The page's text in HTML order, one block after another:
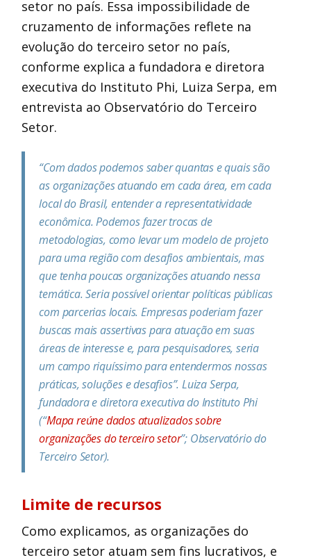
setor no país. Essa impossibilidade de
cruzamento de informações reflete na
evolução do terceiro setor no país,
conforme explica a fundadora e diretora
executiva do Instituto Phi, Luiza Serpa, em
entrevista ao Observatório do Terceiro
Setor.
“Com dados podemos saber quantas e quais são
as organizações atuando em cada área, em cada
local do Brasil, entender a representatividade
econômica. Podemos fazer trocas de
metodologias, como levar um modelo de projeto
para uma região com desafios ambientais, mas
que tenha poucas organizações atuando nessa
temática. Seria possível orientar políticas públicas
com parcerias locais. Empresas poderiam fazer
buscas mais assertivas para atuação em suas
áreas de interesse e, para pesquisadores, seria
um campo riquíssimo para entendermos nossas
práticas, soluções e desafios”. Luiza Serpa,
fundadora e diretora executiva do Instituto Phi
(“Mapa reúne dados atualizados sobre
organizações do terceiro setor”; Observatório do
Terceiro Setor).
Limite de recursos
Como explicamos, as organizações do
terceiro setor atuam sem fins lucrativos, e